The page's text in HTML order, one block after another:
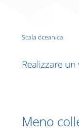
Scala oceanica
Realizzare
Meno